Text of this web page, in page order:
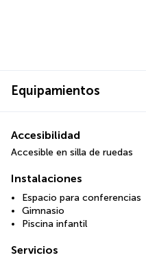
Equipamientos
Accesibilidad
Accesible en silla de ruedas
Instalaciones
Espacio para conferencias
Gimnasio
Piscina infantil
Servicios